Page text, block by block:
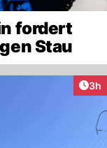
fordert
Stau
3h